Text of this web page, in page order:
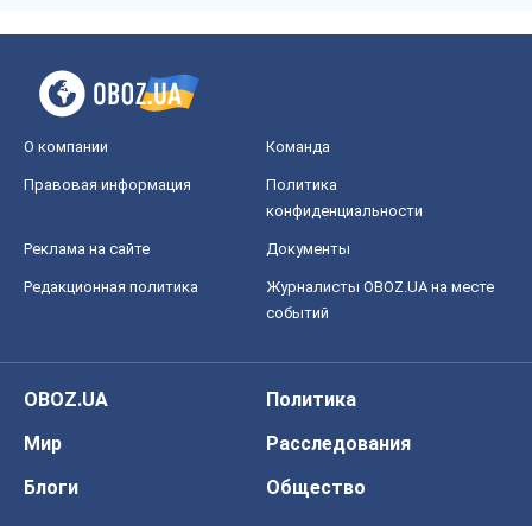
О компании Команда
Правовая информация
Политика
конфиденциальности
Реклама на сайте Документы
Редакционная политика
Журналисты OBOZ.UA на месте
событий
OBOZ.UA
Политика
Мир
Расследования
Блоги
Общество